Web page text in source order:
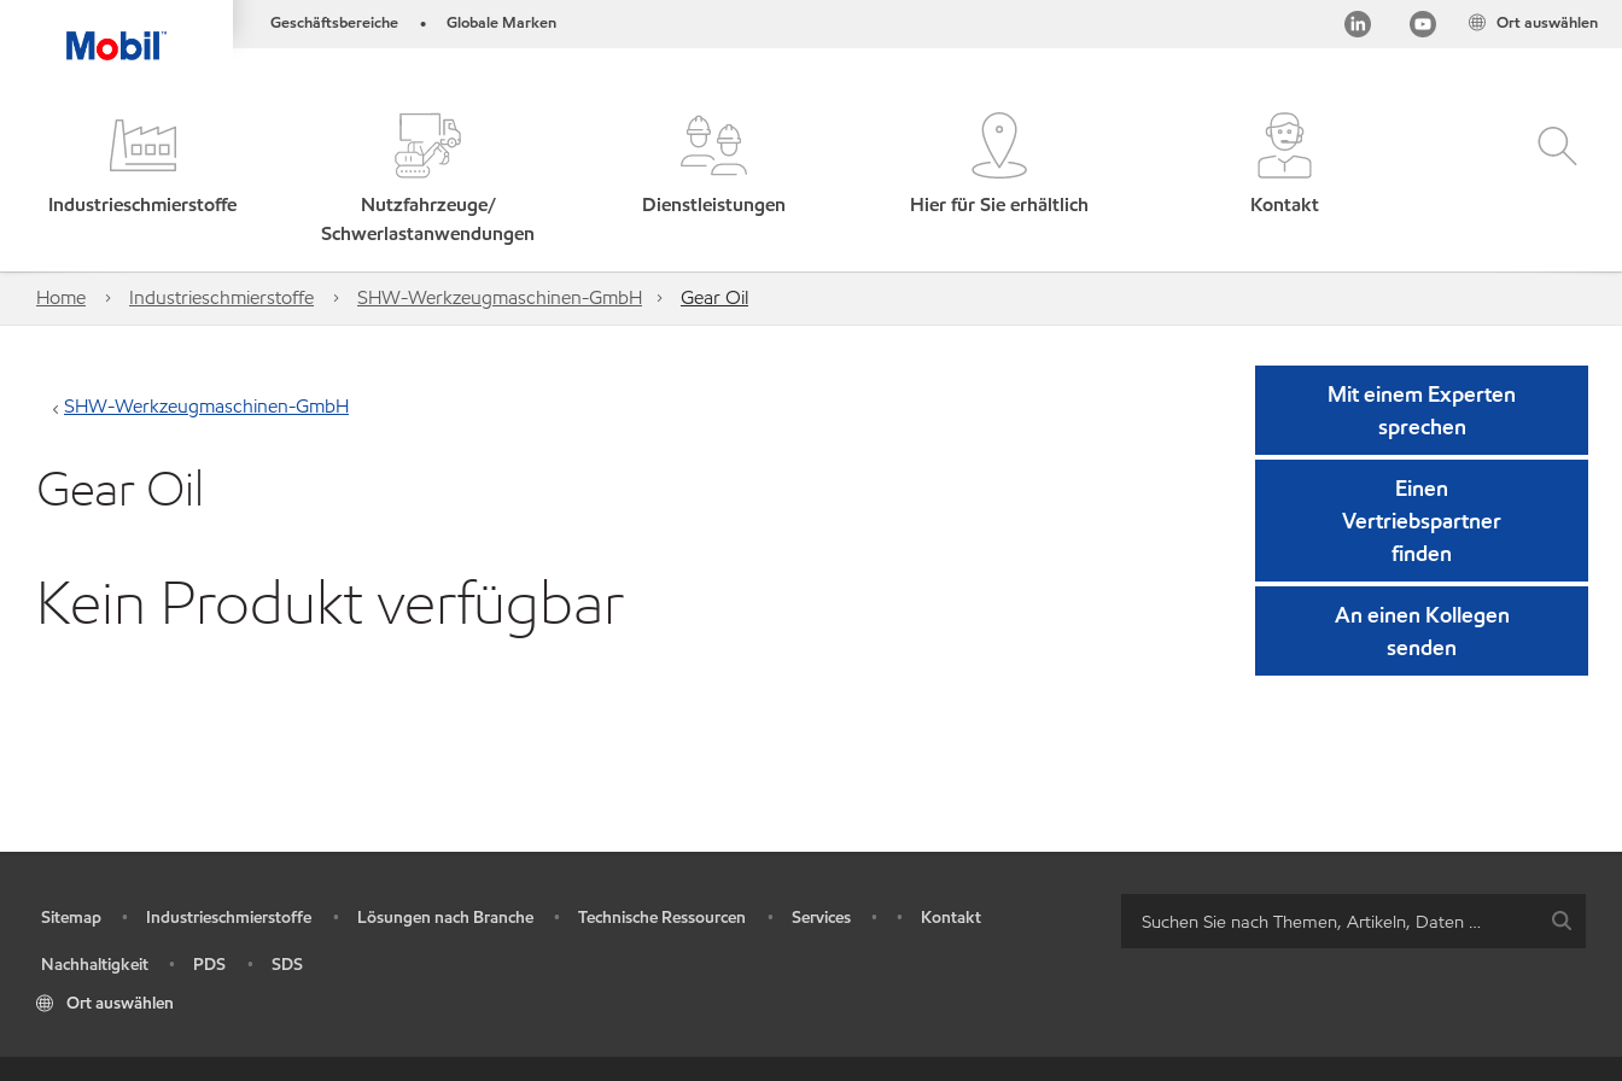
Geschäftsbereiche • Globale Marken Ort auswählen
Industrieschmierstoffe
Nutzfahrzeuge/
Schwerlastanwendungen
Dienstleistungen Hier für Sie erhältlich Kontakt
Home Industrieschmierstoffe SHW-Werkzeugmaschinen-GmbH Gear Oil
SHW-Werkzeugmaschinen-GmbH
Gear Oil
Kein Produkt verfügbar
Mit einem Experten
sprechen
Einen
Vertriebspartner
finden
An einen Kollegen
senden
Sitemap • Industrieschmierstoffe • Lösungen nach Branche • Technische Ressourcen • Services • • Kontakt
Nachhaltigkeit • PDS •
SDS
Ort auswählen